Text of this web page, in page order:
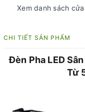
Xem danh sách
CHI TIẾT SẢN PHẨM
Đèn Pha LED
Từ